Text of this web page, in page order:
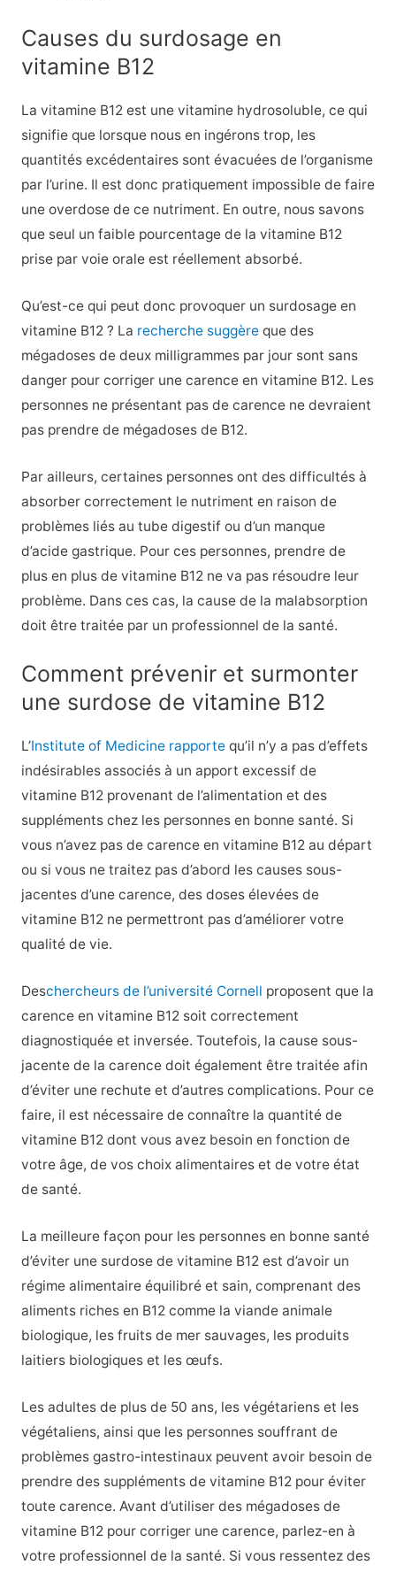
Causes du surdosage en
vitamine B12
La vitamine B12 est une vitamine hydrosoluble, ce qui
signifie que lorsque nous en ingérons trop, les
quantités excédentaires sont évacuées de l’organisme
par l’urine. Il est donc pratiquement impossible de faire
une overdose de ce nutriment. En outre, nous savons
que seul un faible pourcentage de la vitamine B12
prise par voie orale est réellement absorbé.
Qu’est-ce qui peut donc provoquer un surdosage en
vitamine B12 ? La recherche suggèreque des
mégadoses de deux milligrammes par jour sont sans
danger pour corriger une carence en vitamine B12. Les
personnes ne présentant pas de carence ne devraient
pas prendre de mégadoses de B12.
Par ailleurs, certaines personnes ont des difficultés à
absorber correctement le nutriment en raison de
problèmes liés au tube digestif ou d’un manque
d’acide gastrique. Pour ces personnes, prendre de
plus en plus de vitamine B12 ne va pas résoudre leur
problème. Dans ces cas, la cause de la malabsorption
doit être traitée par un professionnel de la santé.
Comment prévenir et surmonter
une surdose de vitamine B12
L’Institute of Medicine rapportequ’il n’y a pas d’effets
indésirables associés à un apport excessif de
vitamine B12 provenant de l’alimentation et des
suppléments chez les personnes en bonne santé. Si
vous n’avez pas de carence en vitamine B12 au départ
ou si vous ne traitez pas d’abord les causes sous-
jacentes d’une carence, des doses élevées de
vitamine B12 ne permettront pas d’améliorer votre
qualité de vie.
Deschercheurs de l’université Cornell proposent que la
carence en vitamine B12 soit correctement
diagnostiquée et inversée. Toutefois, la cause sous-
jacente de la carence doit également être traitée afin
d’éviter une rechute et d’autres complications. Pour ce
faire, il est nécessaire de connaître la quantité de
vitamine B12 dont vous avez besoin en fonction de
votre âge, de vos choix alimentaires et de votre état
de santé.
La meilleure façon pour les personnes en bonne santé
d’éviter une surdose de vitamine B12 est d’avoir un
régime alimentaire équilibré et sain, comprenant des
aliments riches en B12 comme la viande animale
biologique, les fruits de mer sauvages, les produits
laitiers biologiques et les œufs.
Les adultes de plus de 50 ans, les végétariens et les
végétaliens, ainsi que les personnes souffrant de
problèmes gastro-intestinaux peuvent avoir besoin de
prendre des suppléments de vitamine B12 pour éviter
toute carence. Avant d’utiliser des mégadoses de
vitamine B12 pour corriger une carence, parlez-en à
votre professionnel de la santé. Si vous ressentez des